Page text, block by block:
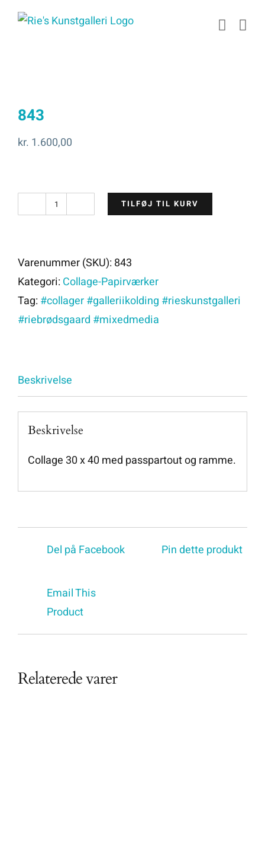
Skip
843
kr. 1.600,00
843
TILFØJ TIL KURV
Varenummer (SKU):843
Kategori:Collage-Papirværker
Tag:#collager #galleriikolding #rieskunstgalleri
#riebrødsgaard #mixedmedia
Beskrivelse
Beskrivelse
Collage 30 x 40 med passpartout og ramme.
Del på Facebook Pin dette produkt
Email This
Product
Relaterede varer